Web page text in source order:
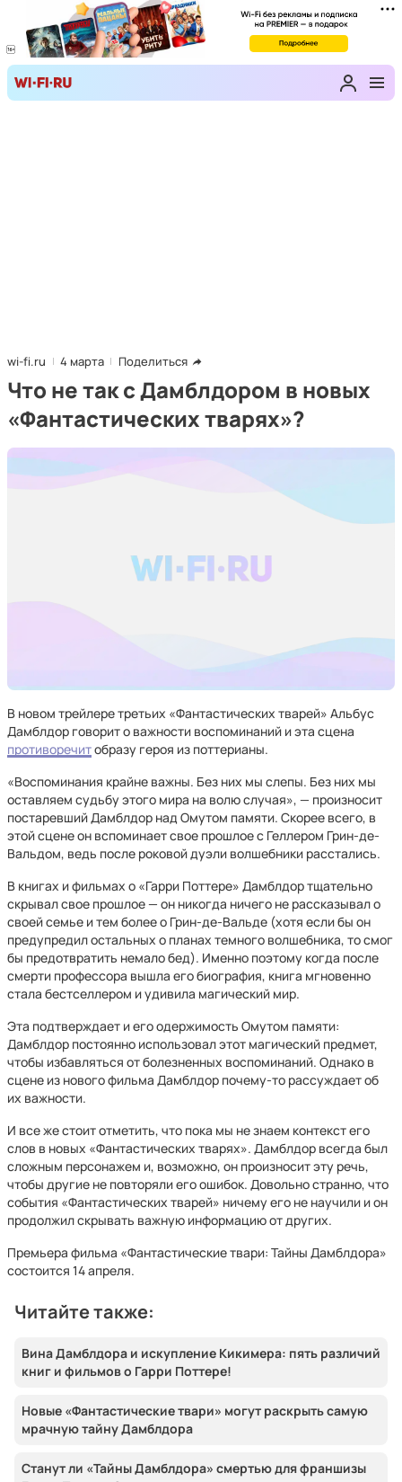
wi-fi.ru 4 марта Поделиться
Что не так с Дамблдором в новых
«Фантастических тварях»?
В новом трейлере третьих «Фантастических тварей» Альбус
Дамблдор говорит о важности воспоминаний и эта сцена
противоречитобразу героя из поттерианы.
«Воспоминания крайне важны. Без них мы слепы. Без них мы
оставляем судьбу этого мира на волю случая», — произносит
постаревший Дамблдор над Омутом памяти. Скорее всего, в
этой сцене он вспоминает свое прошлое с Геллером Грин-де-
Вальдом, ведь после роковой дуэли волшебники расстались.
В книгах и фильмах о «Гарри Поттере» Дамблдор тщательно
скрывал свое прошлое — он никогда ничего не рассказывал о
своей семье и тем более о Грин-де-Вальде (хотя если бы он
предупредил остальных о планах темного волшебника, то смог
бы предотвратить немало бед). Именно поэтому когда после
смерти профессора вышла его биография, книга мгновенно
стала бестселлером и удивила магический мир.
Эта подтверждает и его одержимость Омутом памяти:
Дамблдор постоянно использовал этот магический предмет,
чтобы избавляться от болезненных воспоминаний. Однако в
сцене из нового фильма Дамблдор почему-то рассуждает об
их важности.
И все же стоит отметить, что пока мы не знаем контекст его
слов в новых «Фантастических тварях». Дамблдор всегда был
сложным персонажем и, возможно, он произносит эту речь,
чтобы другие не повторяли его ошибок. Довольно странно, что
события «Фантастических тварей» ничему его не научили и он
продолжил скрывать важную информацию от других.
Премьера фильма «Фантастические твари: Тайны Дамблдора»
состоится 14 апреля.
Читайте также:
Вина Дамблдора и искупление Кикимера: пять различий
книг и фильмов о Гарри Поттере!
Новые «Фантастические твари» могут раскрыть самую
мрачную тайну Дамблдора
Станут ли «Тайны Дамблдора» смертью для франшизы